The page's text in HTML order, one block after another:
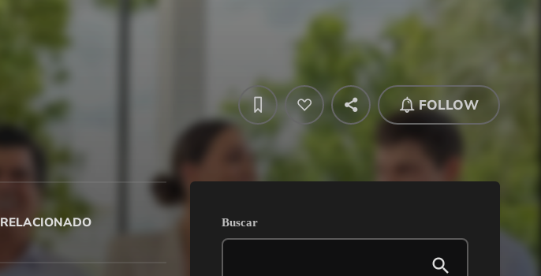
FOLLOW
RELACIONADO Buscar